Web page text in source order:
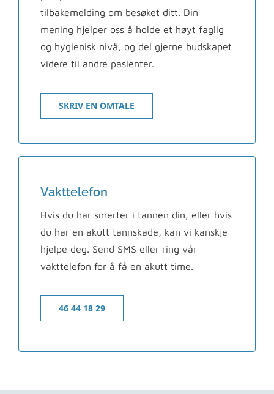
tilbakemelding om besøket ditt. Din
mening hjelper oss å holde et høyt faglig
og hygienisk nivå, og del gjerne budskapet
videre til andre pasienter.
SKRIV EN OMTALE
Vakttelefon
Hvis du har smerter i tannen din, eller hvis
du har en akutt tannskade, kan vi kanskje
hjelpe deg. Send SMS eller ring vår
vakttelefon for å få en akutt time.
46 44 18 29